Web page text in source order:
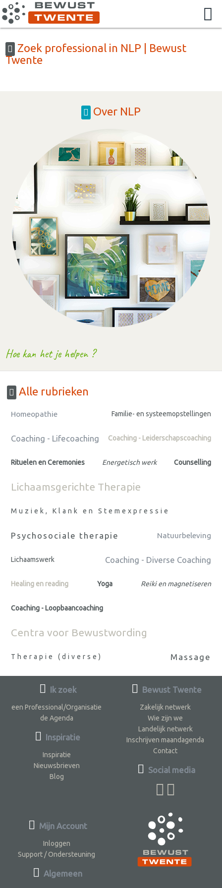
Zoek professional in NLP | Bewust
Twente
Over NLP
Hoe kan het je helpen ?
Alle rubrieken
Homeopathie Familie- en systeemopstellingen
Coaching - Lifecoaching Coaching - Leiderschapscoaching
Rituelen en Ceremonies Energetisch werk Counselling
Lichaamsgerichte Therapie
Muziek, Klank en Stemexpressie
Psychosociale therapie Natuurbeleving
Lichaamswerk Coaching - Diverse Coaching
Healing en reading Yoga Reiki en magnetiseren
Coaching - Loopbaancoaching
Centra voor Bewustwording
Therapie (diverse) Massage
Ik zoek
een Professional/Organisatie
de Agenda
Inspiratie
Inspiratie
Nieuwsbrieven
Blog
Bewust Twente
Zakelijk netwerk
Wie zijn we
Landelijk netwerk
Inschrijven maandagenda
Contact
Social media
Mijn Account
Inloggen
Support / Ondersteuning
Algemeen